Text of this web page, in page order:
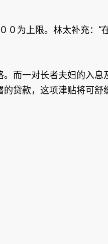
０为上限。林太补充：“
而一对长者夫妇的入息
贷款，这项津贴将可舒